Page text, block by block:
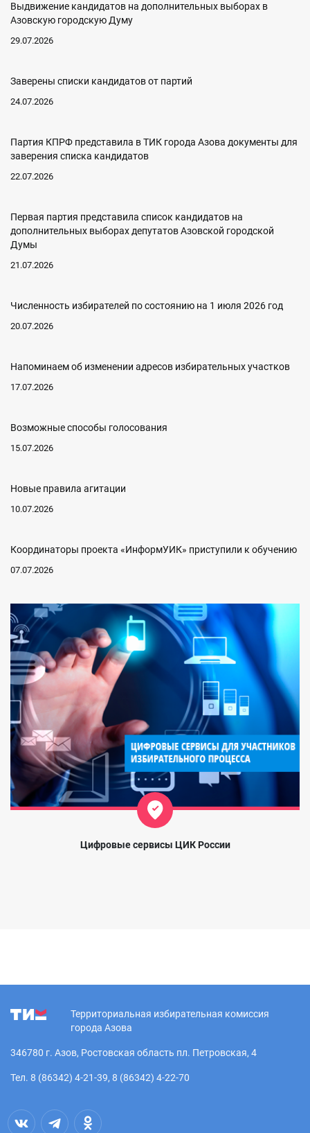
Выдвижение кандидатов на дополнительных выборах в
Азовскую городскую Думу
29.07.2026
Заверены списки кандидатов от партий
24.07.2026
Партия КПРФ представила в ТИК города Азова документы для
заверения списка кандидатов
22.07.2026
Первая партия представила список кандидатов на
дополнительных выборах депутатов Азовской городской
Думы
21.07.2026
Численность избирателей по состоянию на 1 июля 2026 год
20.07.2026
Напоминаем об изменении адресов избирательных участков
17.07.2026
Возможные способы голосования
15.07.2026
Новые правила агитации
10.07.2026
Координаторы проекта «ИнформУИК» приступили к обучению
07.07.2026
Цифровые сервисы ЦИК России
Территориальная избирательная комиссия
города Азова
346780 г. Азов, Ростовская область пл. Петровская, 4
Тел. 8 (86342) 4-21-39, 8 (86342) 4-22-70